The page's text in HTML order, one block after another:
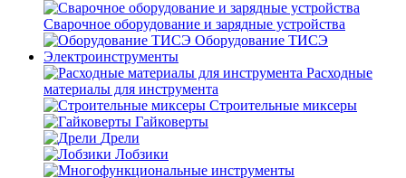
Сварочное оборудование и зарядные устройства
Оборудование ТИСЭ
Электроинструменты
Расходные
материалы для инструмента
Строительные миксеры
Гайковерты
Дрели
Лобзики